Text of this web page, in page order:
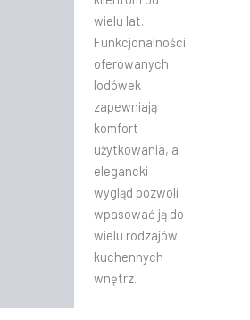
wielu lat.
Funkcjonalności
oferowanych
lodówek
zapewniają
komfort
użytkowania, a
elegancki
wygląd pozwoli
wpasować ją do
wielu rodzajów
kuchennych
wnętrz.